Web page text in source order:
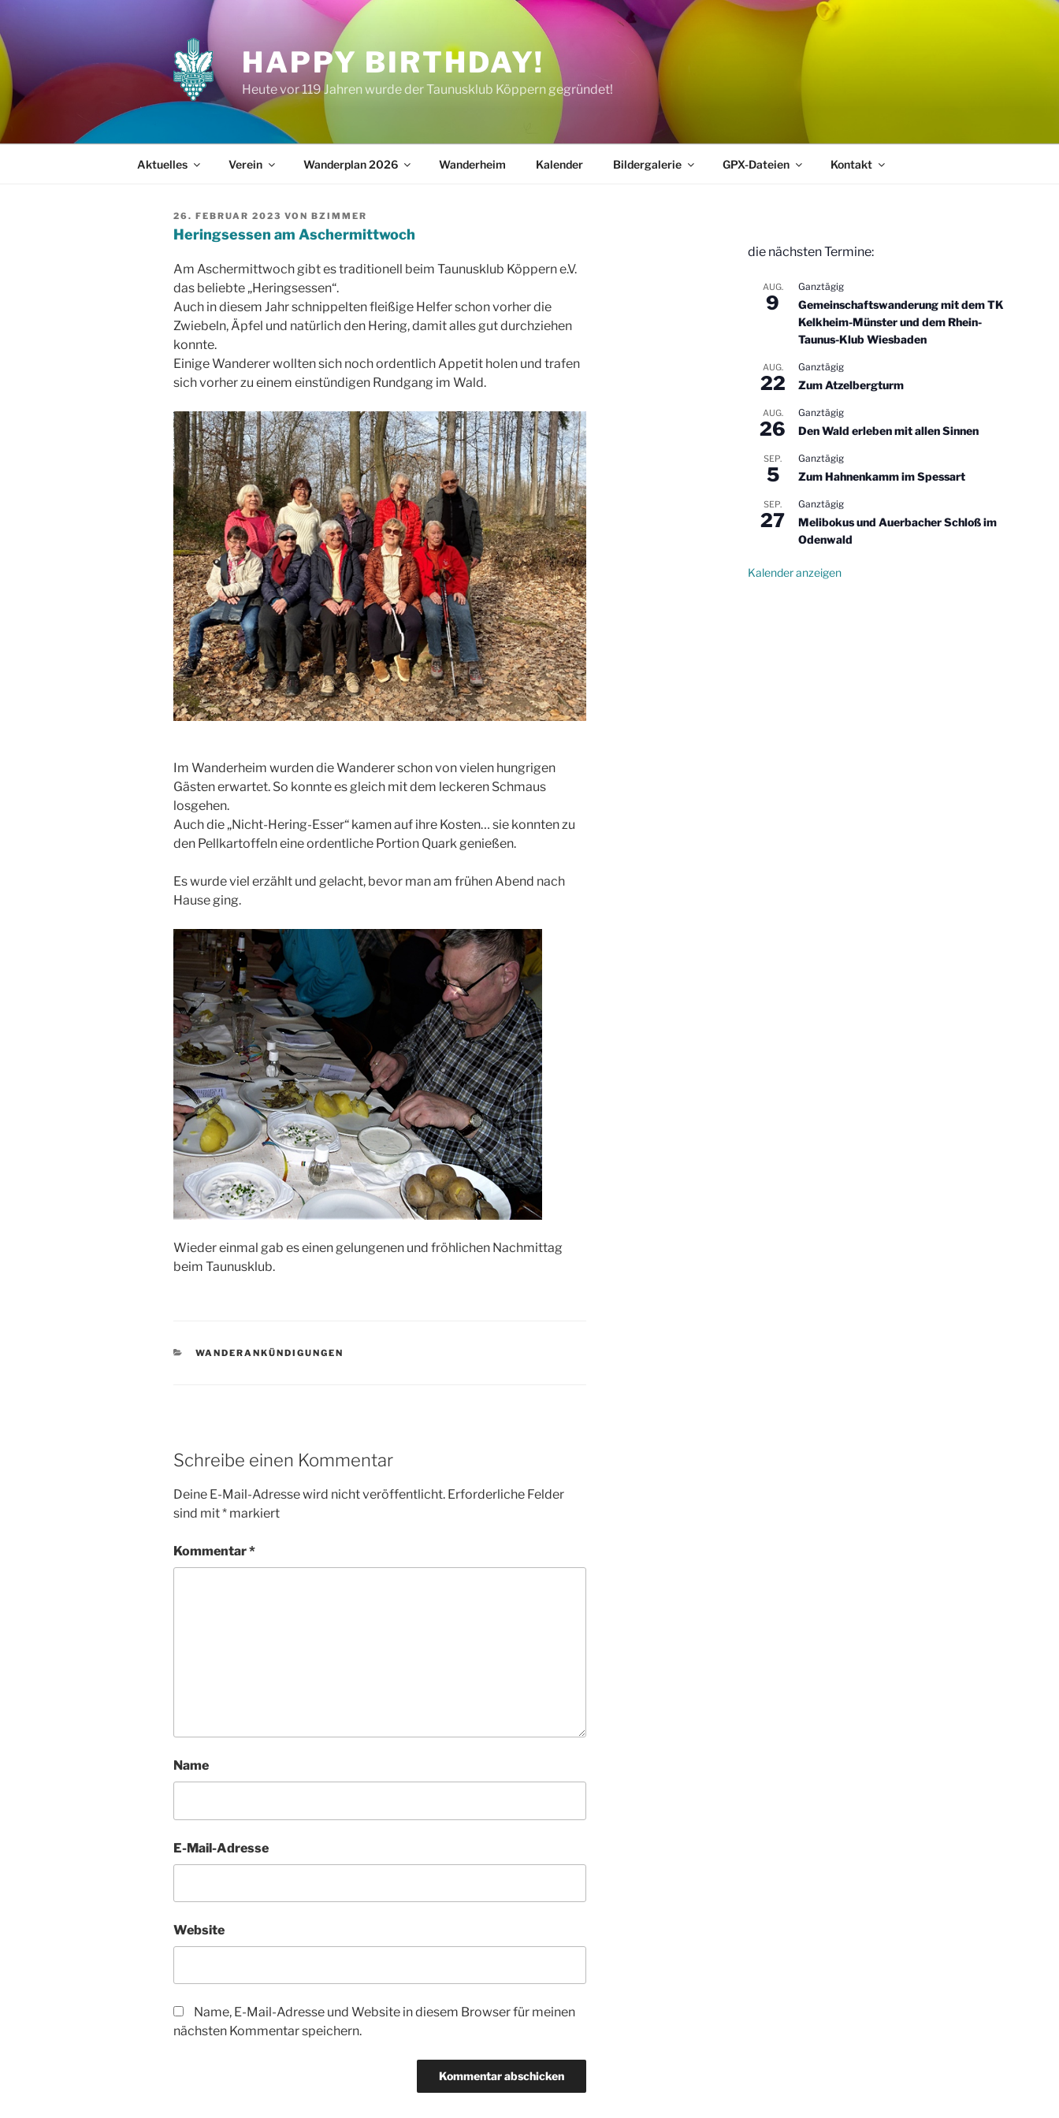
springen
HAPPY BIRTHDAY!
Heute vor 119 Jahren wurde der Taunusklub Köppern gegründet!
Aktuelles Verein Wanderplan 2026 Wanderheim Kalender Bildergalerie GPX-Dateien Kontakt
VERÖFFENTLICHT
AM
26. FEBRUAR 2023 VON BZIMMER
Heringsessen am Aschermittwoch
Am Aschermittwoch gibt es traditionell beim Taunusklub Köppern e.V.
das beliebte „Heringsessen“.
Auch in diesem Jahr schnippelten fleißige Helfer schon vorher die
Zwiebeln, Äpfel und natürlich den Hering, damit alles gut durchziehen
konnte.
Einige Wanderer wollten sich noch ordentlich Appetit holen und trafen
sich vorher zu einem einstündigen Rundgang im Wald.
Im Wanderheim wurden die Wanderer schon von vielen hungrigen
Gästen erwartet. So konnte es gleich mit dem leckeren Schmaus
losgehen.
Auch die „Nicht-Hering-Esser“ kamen auf ihre Kosten… sie konnten zu
den Pellkartoffeln eine ordentliche Portion Quark genießen.
Es wurde viel erzählt und gelacht, bevor man am frühen Abend nach
Hause ging.
Wieder einmal gab es einen gelungenen und fröhlichen Nachmittag
beim Taunusklub.
KATEGORIEN
WANDERANKÜNDIGUNGEN
Schreibe einen Kommentar
Deine E-Mail-Adresse wird nicht veröffentlicht. Erforderliche Felder
sind mit* markiert
Kommentar*
Name
E-Mail-Adresse
Website
Name, E-Mail-Adresse und Website in diesem Browser für meinen
nächsten Kommentar speichern.
die nächsten Termine:
AUG.
9
Ganztägig
Gemeinschaftswanderung mit dem TK
Kelkheim-Münster und dem Rhein-
Taunus-Klub Wiesbaden
AUG.
22
Ganztägig
Zum Atzelbergturm
AUG.
26
Ganztägig
Den Wald erleben mit allen Sinnen
SEP.
5
Ganztägig
Zum Hahnenkamm im Spessart
SEP.
27
Ganztägig
Melibokus und Auerbacher Schloß im
Odenwald
Kalender anzeigen